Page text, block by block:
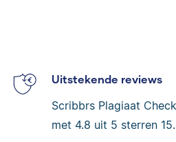
Uitstekende reviews
Scribbrs Plagiaat
met 4.8 uit 5 sterren